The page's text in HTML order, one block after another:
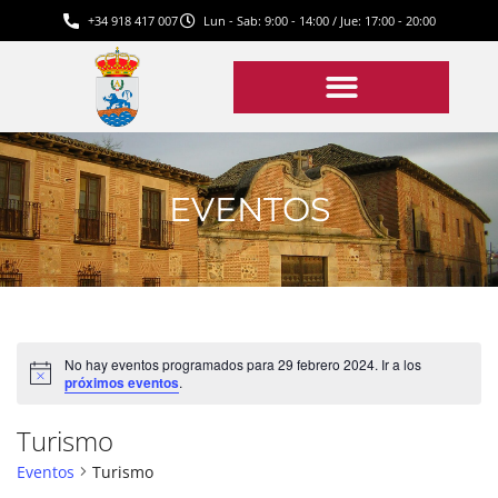
+34 918 417 007 Lun - Sab: 9:00 - 14:00 / Jue: 17:00 - 20:00
EVENTOS
Aviso
No hay eventos programados para 29 febrero 2024. Ir a los
próximos eventos.
Turismo
Eventos Turismo